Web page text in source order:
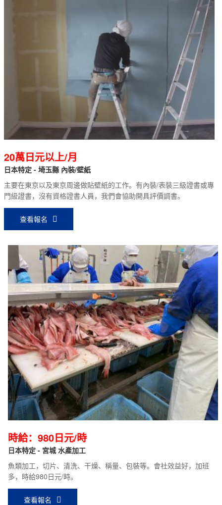
20萬日元以上/月
日本特定 - 埼玉縣 內裝/壁紙
主要在東京以及東京周邊做貼壁紙的工作。有內裝/表裝三級證書或專
門級證書，沒有資格證書人員，我們會協助開具評價調書。
查看報名
時給：980日元/時
日本特定 - 宮城 水產加工
魚類加工，切片、清洗、干燥、稱量、包裝等。會社效益好，加班
多，時給980日元/時。
查看報名